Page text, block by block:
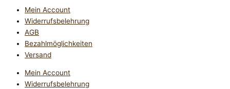
Mein Account
Widerrufsbelehrung
AGB
Bezahlmöglichkeiten
Versand
Mein Account
Widerrufsbelehrung